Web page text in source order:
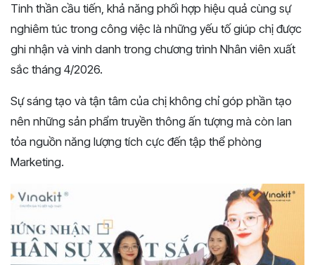
Tinh thần cầu tiến, khả năng phối hợp hiệu quả cùng sự
nghiêm túc trong công việc là những yếu tố giúp chị được
ghi nhận và vinh danh trong chương trình Nhân viên xuất
sắc tháng 4/2026.
Sự sáng tạo và tận tâm của chị không chỉ góp phần tạo
nên những sản phẩm truyền thông ấn tượng mà còn lan
tỏa nguồn năng lượng tích cực đến tập thể phòng
Marketing.